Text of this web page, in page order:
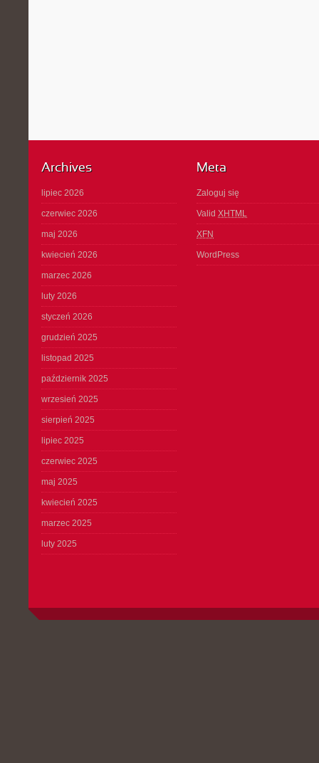
Archives
lipiec 2026
czerwiec 2026
maj 2026
kwiecień 2026
marzec 2026
luty 2026
styczeń 2026
grudzień 2025
listopad 2025
październik 2025
wrzesień 2025
sierpień 2025
lipiec 2025
czerwiec 2025
maj 2025
kwiecień 2025
marzec 2025
luty 2025
Meta
Zaloguj się
Valid XHTML
XFN
WordPress